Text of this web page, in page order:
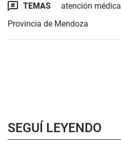
TEMAS atención médica
Provincia de Mendoza
SEGUÍ LEYENDO